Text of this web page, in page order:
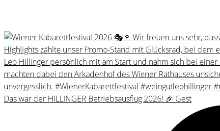
Das war der HILLINGER Betriebsausflug 2026! 🎉 Gest